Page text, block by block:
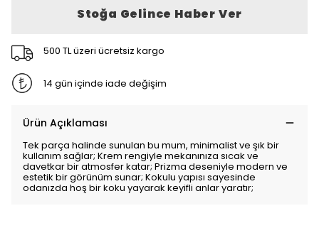
Stoğa Gelince Haber Ver
500 TL üzeri ücretsiz kargo
14 gün içinde iade değişim
Ürün Açıklaması
Tek parça halinde sunulan bu mum, minimalist ve şık bir
kullanım sağlar; Krem rengiyle mekanınıza sıcak ve
davetkar bir atmosfer katar; Prizma deseniyle modern ve
estetik bir görünüm sunar; Kokulu yapısı sayesinde
odanızda hoş bir koku yayarak keyifli anlar yaratır;